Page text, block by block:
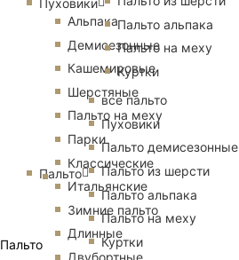
Пальто
Альпака
Демисезонные
Кашемировые
Шерстяные
Пальто на меху
Парки
Классические
Итальянские
Зимние пальто
Длинные
Двубортные
Пуховики
Пальто альпака
Пальто на меху
Куртки
Пальто
все пальто
Пуховики
Пальто демисезонные
Пальто из шерсти
Пальто альпака
Пальто на меху
Куртки